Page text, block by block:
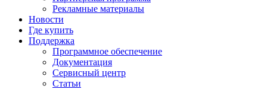
Рекламные материалы
Новости
Где купить
Поддержка
Программное обеспечение
Документация
Сервисный центр
Статьи